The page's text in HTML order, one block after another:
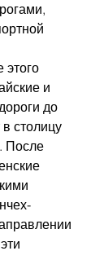
и
до
столицу
После